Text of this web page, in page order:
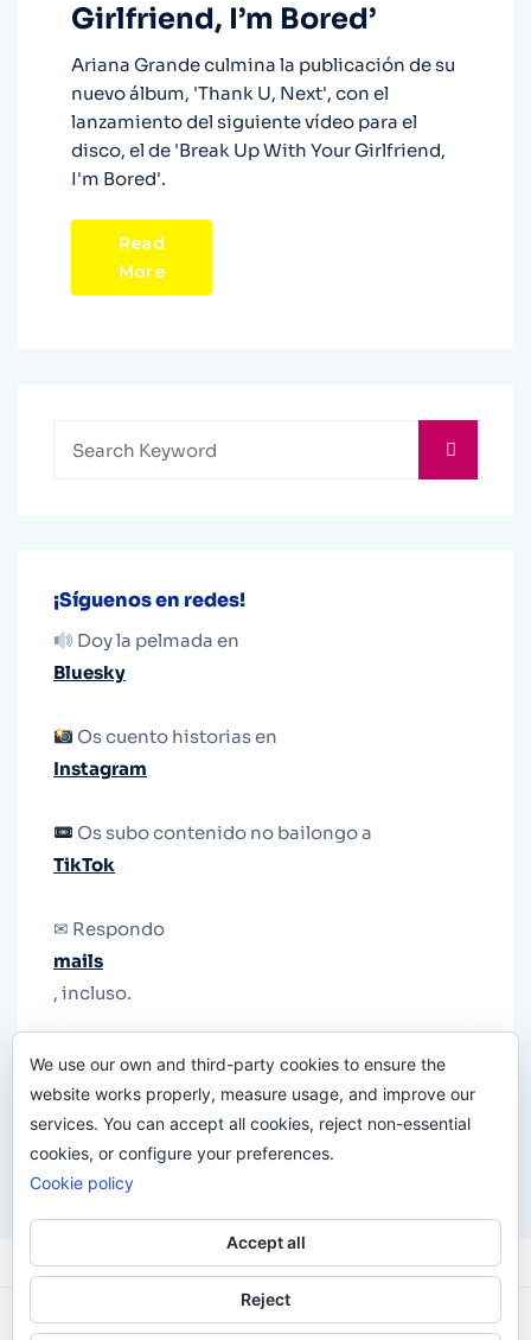
Girlfriend, I’m Bored’
Ariana Grande culmina la publicación de su
nuevo álbum, 'Thank U, Next', con el
lanzamiento del siguiente vídeo para el
disco, el de 'Break Up With Your Girlfriend,
I'm Bored'.
Read
More
¡Síguenos en redes!
Doy la pelmada en
Bluesky
Os cuento historias en
Instagram
Os subo contenido no bailongo a
TikTok
✉ Respondo
mails
, incluso.
le quiten el teléfono.
Odi O'Malley © 2016-2025. Todos Los Derechos
We use our own and third-party cookies to ensure the
website works properly, measure usage, and improve our
services. You can accept all cookies, reject non-essential
cookies, or configure your preferences.
Cookie policy
Accept all
Reject